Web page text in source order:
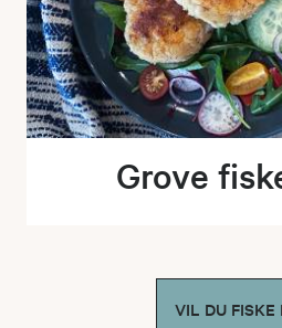
Grove
VIL DU FISKE